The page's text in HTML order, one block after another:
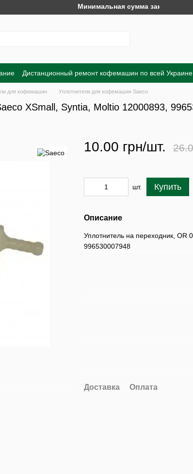
Минимальная сумма заказа на сайте
Дистанционный ремонт кофемашин по всей Украине
возврат Договор публичной оферты
для кофемашин Уплотнители для кофемашин Saeco
XSmall, Syntia, Moltio 12000893,
10.00 грн/шт.
шт. Купить
Описание
Уплотнитель на переходник, OR
996530007948
Доставка Оплата